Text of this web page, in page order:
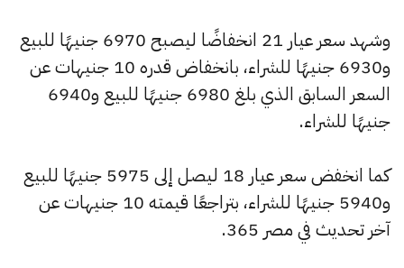
وشهد سعر عيار 21 انخفاضًا ليصبح 6970 جنيهًا للبيع
و6930 جنيهًا للشراء، بانخفاض قدره 10 جنيهات عن
السعر السابق الذي بلغ 6980 جنيهًا للبيع و6940
جنيهًا للشراء.
كما انخفض سعر عيار 18 ليصل إلى 5975 جنيهًا للبيع
و5940 جنيهًا للشراء، بتراجعًا قيمته 10 جنيهات عن
آخر تحديث في مصر 365.